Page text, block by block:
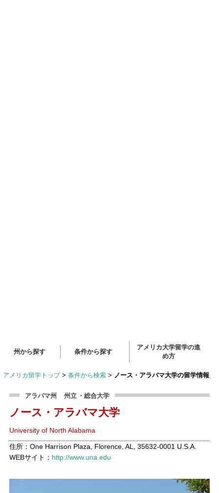
州から探す 条件から探す
アメリカ大学留学の進
め方
アメリカ留学トップ > 条件から検索 > ノース・アラバマ大学の留学情報
アラバマ州 州立 ・総合大学
ノース・アラバマ大学
University of North Alabama
住所：One Harrison Plaza, Florence, AL, 35632-0001 U.S.A.
WEBサイト： http://www.una.edu